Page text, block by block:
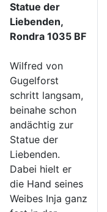
Statue der
Liebenden,
Rondra 1035 BF
Wilfred von
Gugelforst
schritt langsam,
beinahe schon
andächtig zur
Statue der
Liebenden.
Dabei hielt er
die Hand seines
Weibes Inja ganz